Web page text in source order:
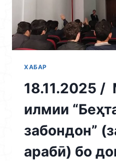
ДАВЛАТИИ
ҶУМҲУРИИ
МИЁНИ
ЗЕҲНИИ
«ШОҲМОТ»
ВА
«ШАШКА»
БАРГУЗАР
ГАРДИД
ХАБАР
18.11.2025
илмии
забондон”
арабӣ) бо